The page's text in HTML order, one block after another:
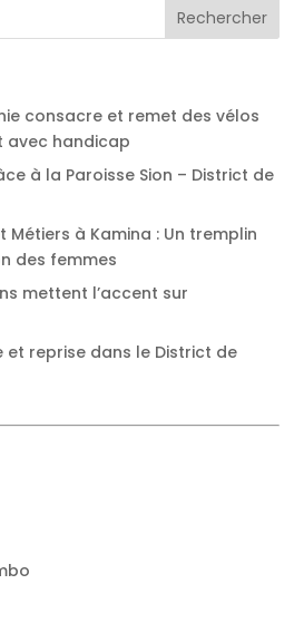
consacre et remet des vélos
avec handicap
à la Paroisse Sion – District de
Métiers à Kamina : Un tremplin
des femmes
mettent l’accent sur
et reprise dans le District de